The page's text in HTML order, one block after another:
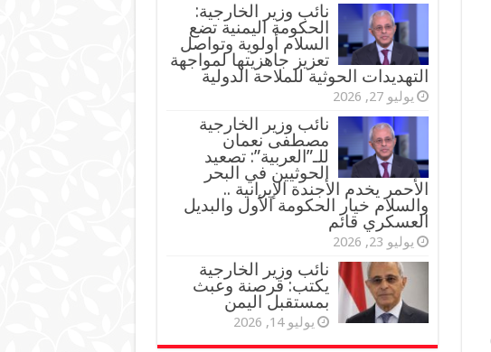
نائب وزير الخارجية:
الحكومة اليمنية تضع
السلام أولوية وتواصل
تعزيز جاهزيتها لمواجهة
التهديدات الحوثية للملاحة الدولية
يوليو 27, 2026
نائب وزير الخارجية
مصطفى نعمان
للـ”العربية”: تصعيد
الحوثيين في البحر
الأحمر يخدم الأجندة الإيرانية ..
والسلام خيار الحكومة الأول والبديل
العسكري قائم
يوليو 23, 2026
نائب وزير الخارجية
يكتب: قرصنة وعبث
بمستقبل اليمن
يوليو 14, 2026